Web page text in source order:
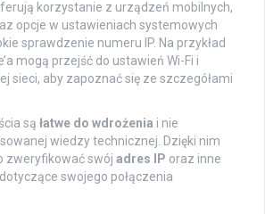
korzystanie z urządzeń mobilnych,
opcje w ustawieniach systemowych
sprawdzenie numeru IP. Na przykład
mogą przejść do ustawień Wi-Fi i
sieci, aby zapoznać się ze szczegółami
są łatwe do wdrożenia i nie
wiedzy technicznej. Dzięki nim
zweryfikować swój adres IP oraz inne
swojego połączenia